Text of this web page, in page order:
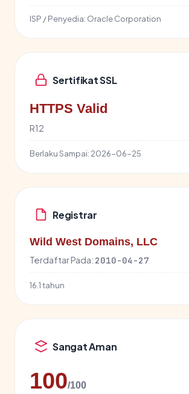
ISP / Penyedia: Oracle Corporation
Sertifikat SSL
HTTPS Valid
R12
Berlaku Sampai: 2026-06-25
Registrar
Wild West Domains, LLC
Terdaftar Pada: 2010-04-27
16.1 tahun
Sangat Aman
100/100